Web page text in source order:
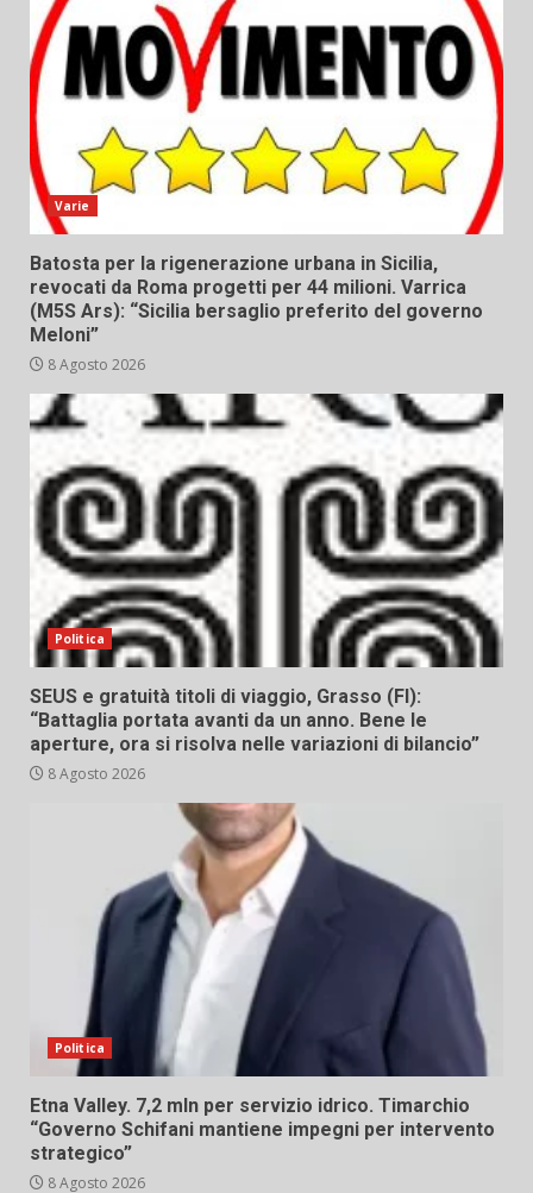
Varie
Batosta per la rigenerazione urbana in Sicilia,
revocati da Roma progetti per 44 milioni. Varrica
(M5S Ars): “Sicilia bersaglio preferito del governo
Meloni”
8 Agosto 2026
Politica
SEUS e gratuità titoli di viaggio, Grasso (FI):
“Battaglia portata avanti da un anno. Bene le
aperture, ora si risolva nelle variazioni di bilancio”
8 Agosto 2026
Politica
Etna Valley. 7,2 mln per servizio idrico. Timarchio
“Governo Schifani mantiene impegni per intervento
strategico”
8 Agosto 2026